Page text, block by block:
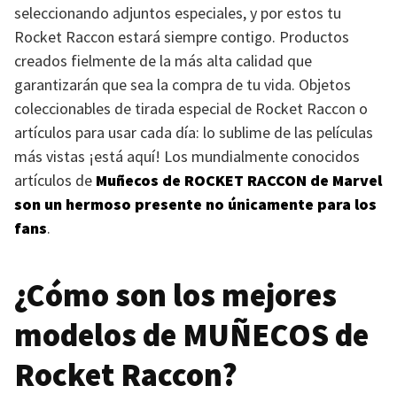
seleccionando adjuntos especiales, y por estos tu
Rocket Raccon estará siempre contigo. Productos
creados fielmente de la más alta calidad que
garantizarán que sea la compra de tu vida. Objetos
coleccionables de tirada especial de Rocket Raccon o
artículos para usar cada día: lo sublime de las películas
más vistas ¡está aquí! Los mundialmente conocidos
artículos de Muñecos de ROCKET RACCON de Marvel
son un hermoso presente no únicamente para los
fans.
¿Cómo son los mejores
modelos de MUÑECOS de
Rocket Raccon?